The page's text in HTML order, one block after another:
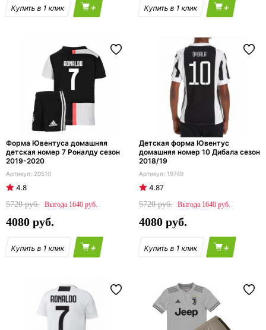
+ +
Форма Ювентуса домашняя
детская номер 7 Роналду сезон
2019-2020
20510
4.8
5720
1640
4080
+
Детская форма Ювентус
домашняя номер 10 Дибала сезон
2018/19
19749
4.87
5720
1640
4080
+